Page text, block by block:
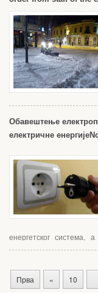
Обавештење
електричне енергије
енергетског
ограничењу испоруке
Прва « 10